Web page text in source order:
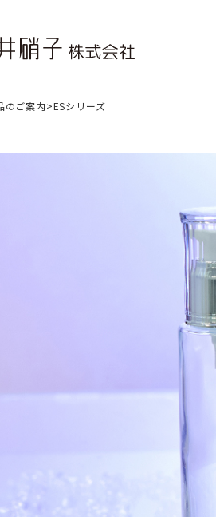
のご案内>ESシリーズ